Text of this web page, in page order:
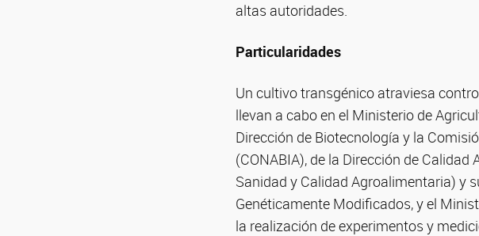
altas autoridades.
Particularidades
Un cultivo transgénico atraviesa
llevan a cabo en el Ministerio de
Dirección de Biotecnología y la
(CONABIA), de la Dirección de
Sanidad y Calidad Agroalimentaria) y
Genéticamente Modificados, y el
la realización de experimentos y